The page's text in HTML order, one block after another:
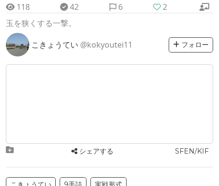
118 42 6
2
玉を狭くする一撃。
こきょうてい @kokyoutei11 フォロー
シェアする SFEN/KIF